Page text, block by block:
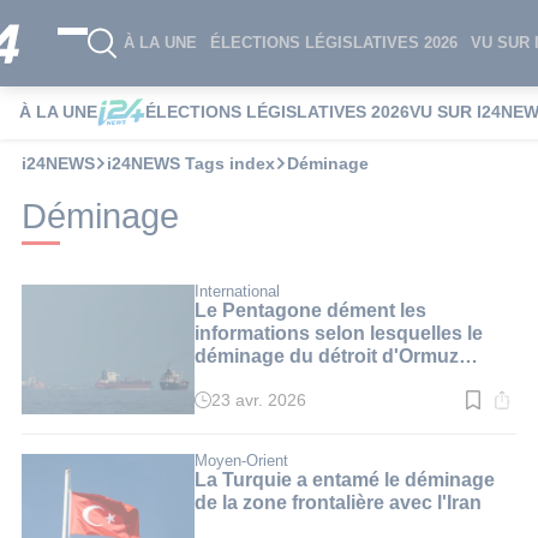
À LA UNE ÉLECTIONS LÉGISLATIVES 2026 VU SUR
À LA UNE ÉLECTIONS LÉGISLATIVES 2026VU SUR
i24NEWS i24NEWS Tags index Déminage
Déminage
International
Le Pentagone dément les
informations selon lesquelles le
déminage du détroit d'Ormuz
Temps
:
2
min.
23 avr. 2026
Moyen-Orient
La Turquie a entamé le déminage
de la zone frontalière avec l'Iran